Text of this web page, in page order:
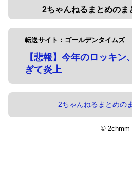
2ちゃんねるまとめのま
転送サイト：ゴールデンタイムズ
【悲報】今年のロッキン
ぎて炎上
2ちゃんねるまとめの
© 2chmm